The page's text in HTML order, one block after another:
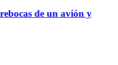
de un avión y